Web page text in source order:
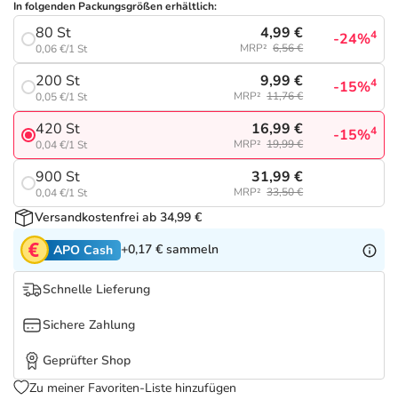
Tierapotheke
Vitamine & Mineralstoffe
Marken
Salus Deals
In folgenden Packungsgrößen erhältlich:
80 St
0,06 €/1 St
4,99 €
MRP² 6,56 € -24%4
200 St
0,05 €/1 St
9,99 €
MRP² 11,76 € -15%4
420 St
0,04 €/1 St
16,99 €
MRP² 19,99 € -15%4
900 St
0,04 €/1 St
31,99 €
MRP² 33,50 €
Versandkostenfrei ab 34,99 €
APO Cash +0,17 € sammeln
Schnelle Lieferung
Sichere Zahlung
Geprüfter Shop
Zu meiner Favoriten-Liste hinzufügen